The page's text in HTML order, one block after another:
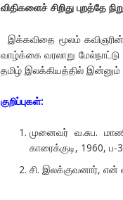
விதிகளைச் சிறிது புறத்தே
இக்கவிதை மூலம்
வாழ்க்கை வரலாறு
தமிழ் இலக்கியத்தில்
குறிப்புகள்:
முனைவர் வ.சுப.
காரைக்குடி, 1960, ப-
சி. இலக்குவனார், என்